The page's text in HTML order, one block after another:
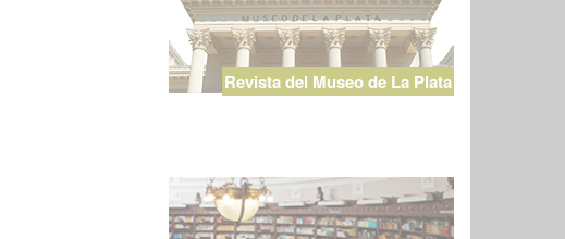
Revista del Museo de La Plata